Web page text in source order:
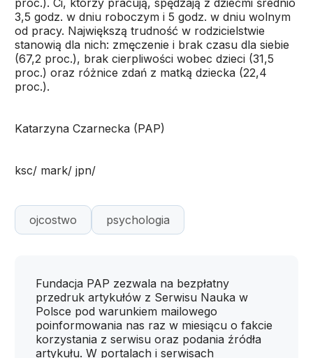
proc.). Ci, którzy pracują, spędzają z dziećmi średnio
3,5 godz. w dniu roboczym i 5 godz. w dniu wolnym
od pracy. Największą trudność w rodzicielstwie
stanowią dla nich: zmęczenie i brak czasu dla siebie
(67,2 proc.), brak cierpliwości wobec dzieci (31,5
proc.) oraz różnice zdań z matką dziecka (22,4
proc.).
Katarzyna Czarnecka (PAP)
ksc/ mark/ jpn/
ojcostwo psychologia
Fundacja PAP zezwala na bezpłatny
przedruk artykułów z Serwisu Nauka w
Polsce pod warunkiem mailowego
poinformowania nas raz w miesiącu o fakcie
korzystania z serwisu oraz podania źródła
artykułu. W portalach i serwisach